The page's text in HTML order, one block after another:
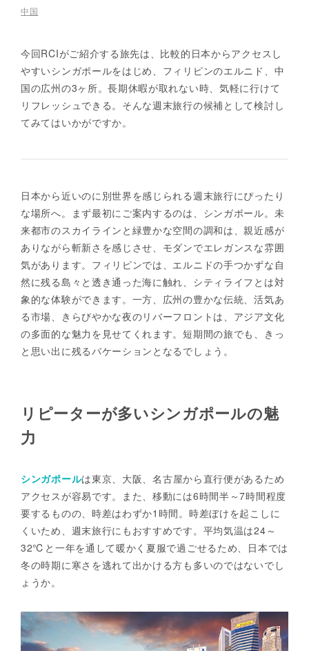
中国
今回RCIがご紹介する旅先は、比較的日本からアクセスし
やすいシンガポールをはじめ、フィリピンのエルニド、中
国の広州の3ヶ所。長期休暇が取れない時、気軽に行けて
リフレッシュできる。そんな週末旅行の候補として検討し
てみてはいかがですか。
日本から近いのに別世界を感じられる週末旅行にぴったり
な場所へ。まず最初にご案内するのは、シンガポール。未
来都市のスカイラインと緑豊かな空間の調和は、親近感が
ありながら斬新さを感じさせ、モダンでエレガンスな雰囲
気があります。フィリピンでは、エルニドの手つかずな自
然に残る島々と透き通った海に触れ、シティライフとは対
象的な体験ができます。一方、広州の豊かな伝統、活気あ
る市場、きらびやかな夜のリバーフロントは、アジア文化
の多面的な魅力を見せてくれます。短期間の旅でも、きっ
と思い出に残るバケーションとなるでしょう。
リピーターが多いシンガポールの魅
力
シンガポールは東京、大阪、名古屋から直行便があるため
アクセスが容易です。また、移動には6時間半～7時間程度
要するものの、時差はわずか1時間。時差ぼけを起こしに
くいため、週末旅行にもおすすめです。平均気温は24～
32℃と一年を通して暖かく夏服で過ごせるため、日本では
冬の時期に寒さを逃れて出かける方も多いのではないでし
ょうか。